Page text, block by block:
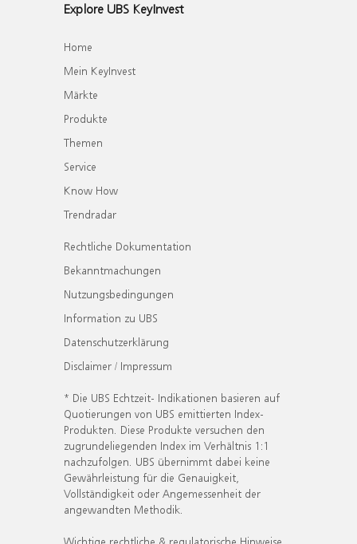
Explore UBS KeyInvest
Home
Mein KeyInvest
Märkte
Produkte
Themen
Service
Know How
Trendradar
Rechtliche Dokumentation
Bekanntmachungen
Nutzungsbedingungen
Information zu UBS
Datenschutzerklärung
Disclaimer / Impressum
* Die UBS Echtzeit- Indikationen basieren auf
Quotierungen von UBS emittierten Index-
Produkten. Diese Produkte versuchen den
zugrundeliegenden Index im Verhältnis 1:1
nachzufolgen. UBS übernimmt dabei keine
Gewährleistung für die Genauigkeit,
Vollständigkeit oder Angemessenheit der
angewandten Methodik.